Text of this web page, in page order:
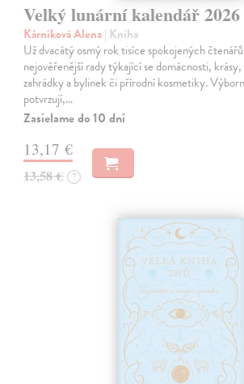
Velký lunární kalendář 2026
Kárníková Alena| Kniha
Už dvacátý osmý rok tisíce spokojených
nejověřenější rady týkající se domácnosti, krásy,
zahrádky a bylinek či přírodní kosmetiky.
potvrzují,…
Zasielame do 10 dní
13,17 €
13,58 € ?